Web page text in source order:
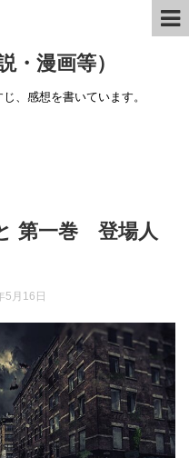
・漫画等）
、感想を書いています。
第一巻 登場人
5月16日